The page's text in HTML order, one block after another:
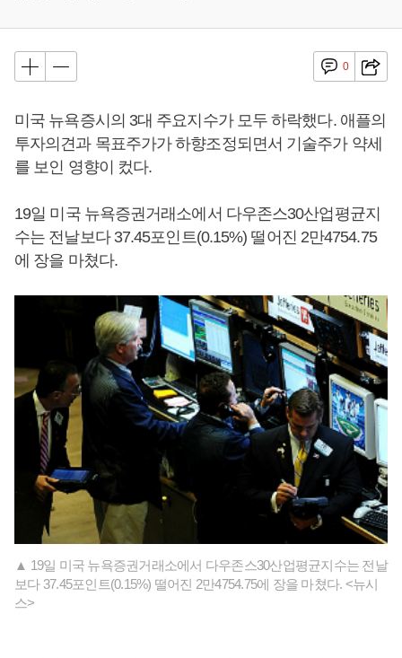
0
미국 뉴욕증시의 3대 주요지수가 모두 하락했다. 애플의
투자의견과 목표주가가 하향조정되면서 기술주가 약세
를 보인 영향이 컸다.
19일 미국 뉴욕증권거래소에서 다우존스30산업평균지
수는 전날보다 37.45포인트(0.15%) 떨어진 2만4754.75
에 장을 마쳤다.
▲ 19일 미국 뉴욕증권거래소에서 다우존스30산업평균지수는 전날
보다 37.45포인트(0.15%) 떨어진 2만4754.75에 장을 마쳤다. <뉴시
스>